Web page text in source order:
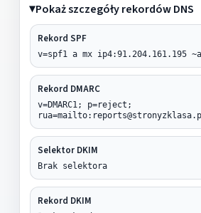
Pokaż szczegóły rekordów DNS
Rekord SPF
v=spf1 a mx ip4:91.204.161.195
Rekord DMARC
v=DMARC1; p=reject;
Selektor DKIM
Brak selektora
Rekord DKIM